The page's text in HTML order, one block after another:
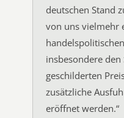
deutschen Stand
von uns vielmehr
insbesondere
geschilderten
zusätzliche
eröffnet werden.“